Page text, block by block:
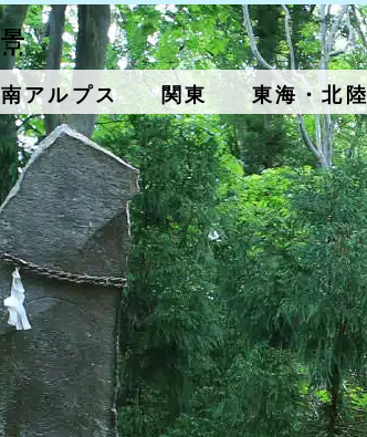
南アルプス 関東 東海・北陸